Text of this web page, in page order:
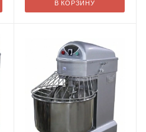
В КОРЗИНУ